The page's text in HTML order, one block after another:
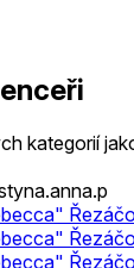
kategorií